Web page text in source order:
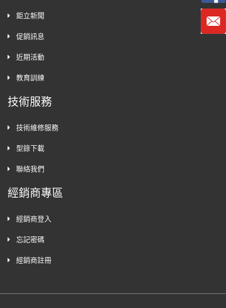
鉅立新聞
促銷訊息
近期活動
教育訓練
技術服務
技術維修服務
型錄下載
聯絡我們
經銷商專區
經銷商登入
忘記密碼
經銷商註冊